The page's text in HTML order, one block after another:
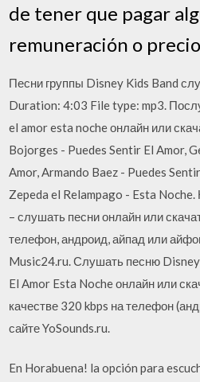
de tener que pagar
remuneración o
Песни группы Disney Kids Band
Duration: 4:03 File type: mp3.
el amor esta noche онлайн или
Bojorges - Puedes Sentir El Amor,
Amor, Armando Baez - Puedes
Zepeda el Relampago - Esta
– слушать песни онлайн или
телефон, андроид, айпад или
Music24.ru. Слушать песню
El Amor Esta Noche онлайн или
качестве 320 kbps на телефон
сайте YoSounds.ru.
En Horabuena! la opción para